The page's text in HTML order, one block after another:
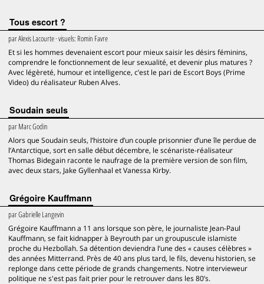
Tous escort ?
parAlexis Lacourte· visuels: Romin Favre
Et si les hommes devenaient escort pour mieux saisir les désirs féminins,
comprendre le fonctionnement de leur sexualité, et devenir plus matures ?
Avec légèreté, humour et intelligence, c’est le pari de Escort Boys (Prime
Video) du réalisateur Ruben Alves.
Soudain seuls
parMarc Godin
Alors que Soudain seuls, l’histoire d’un couple prisonnier d’une île perdue de
l’Antarctique, sort en salle début décembre, le scénariste-réalisateur
Thomas Bidegain raconte le naufrage de la première version de son film,
avec deux stars, Jake Gyllenhaal et Vanessa Kirby.
Grégoire Kauffmann
parGabrielle Langevin
Grégoire Kauffmann a 11 ans lorsque son père, le journaliste Jean-Paul
Kauffmann, se fait kidnapper à Beyrouth par un groupuscule islamiste
proche du Hezbollah. Sa détention deviendra l’une des « causes célèbres »
des années Mitterrand. Près de 40 ans plus tard, le fils, devenu historien, se
replonge dans cette période de grands changements. Notre intervieweur
politique ne s'est pas fait prier pour le retrouver dans les 80’s.